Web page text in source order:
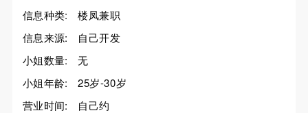
信息种类:
楼凤兼职
信息来源:
自己开发
小姐数量:
无
小姐年龄:
25岁-30岁
营业时间:
自己约